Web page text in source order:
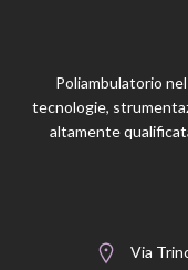
Poliambulatorio
tecnologie,
altamente
Via